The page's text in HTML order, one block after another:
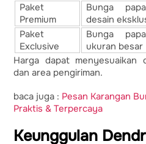
Paket
Premium
Bunga
desain
Paket
Exclusive
Bunga
ukuran besar
Harga dapat menyesuaikan
dan area pengiriman.
baca juga : Pesan Karangan
Praktis & Terpercaya
Keunggulan